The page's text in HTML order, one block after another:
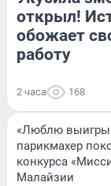
открыл!
обожает
работу
2 часа 168
«Люблю
парикмахер
конкурса
Малайзии